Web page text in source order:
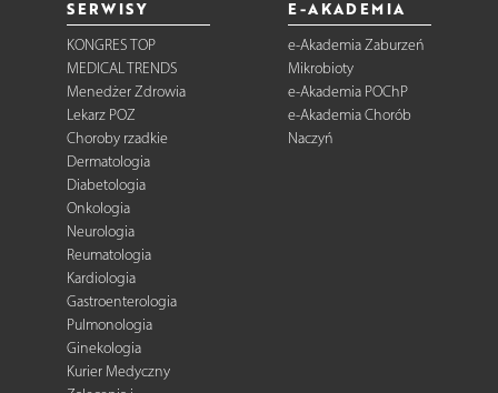
SERWISY
KONGRES TOP
MEDICAL TRENDS
Menedżer Zdrowia
Lekarz POZ
Choroby rzadkie
Dermatologia
Diabetologia
Onkologia
Neurologia
Reumatologia
Kardiologia
Gastroenterologia
Pulmonologia
Ginekologia
Kurier Medyczny
E-AKADEMIA
e-Akademia Zaburzeń
Mikrobioty
e-Akademia POChP
e-Akademia Chorób
Naczyń